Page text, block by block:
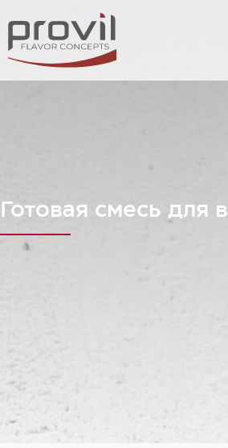
Готовая смесь для